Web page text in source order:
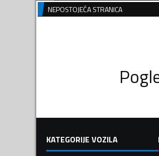
NEPOSTOJEĆA STRANICA
KATEGORIJE VOZILA